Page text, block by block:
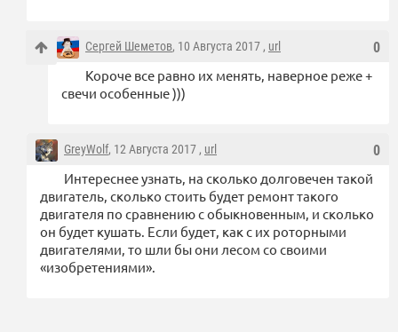
0
Сергей Шеметов, 10 Августа 2017 , url
Короче все равно их менять, наверное реже +
свечи особенные )))
0
GreyWolf, 12 Августа 2017 , url
Интереснее узнать, на сколько долговечен такой
двигатель, сколько стоить будет ремонт такого
двигателя по сравнению с обыкновенным, и сколько
он будет кушать. Если будет, как с их роторными
двигателями, то шли бы они лесом со своими
«изобретениями».